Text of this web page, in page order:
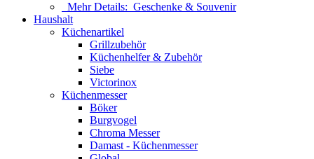
Mehr Details: Geschenke & Souvenir
Haushalt
Küchenartikel
Grillzubehör
Küchenhelfer & Zubehör
Siebe
Victorinox
Küchenmesser
Böker
Burgvogel
Chroma Messer
Damast - Küchenmesser